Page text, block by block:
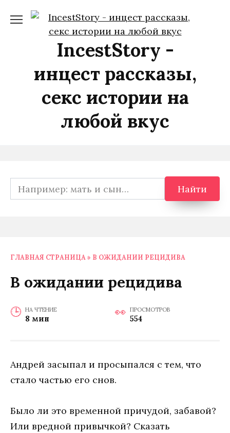
содержанию
IncestStory -
инцест рассказы,
секс истории на
любой вкус
Search
for:
Найти
ГЛАВНАЯ СТРАНИЦА » В ОЖИДАНИИ РЕЦИДИВА
В ожидании рецидива
НА ЧТЕНИЕ
8 мин
ПРОСМОТРОВ
554
Андрей засыпал и просыпался с тем, что
стало частью его снов.
Было ли это временной причудой, забавой?
Или вредной привычкой? Сказать